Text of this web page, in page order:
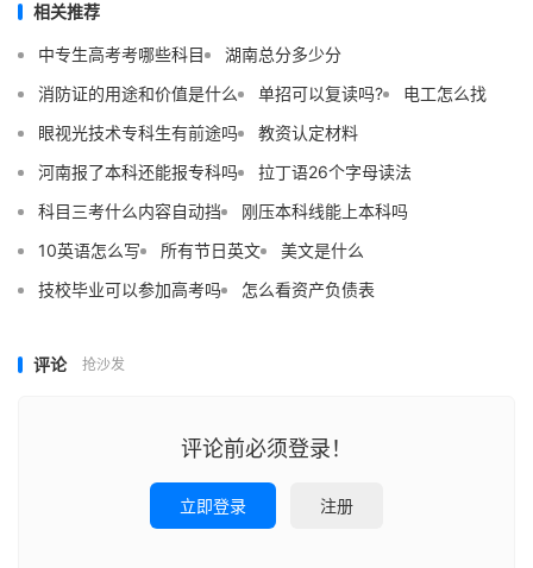
相关推荐
中专生高考考哪些科目
湖南总分多少分
消防证的用途和价值是什么
单招可以复读吗?
电工怎么找
眼视光技术专科生有前途吗
教资认定材料
河南报了本科还能报专科吗
拉丁语26个字母读法
科目三考什么内容自动挡
刚压本科线能上本科吗
10英语怎么写
所有节日英文
美文是什么
技校毕业可以参加高考吗
怎么看资产负债表
评论 抢沙发
评论前必须登录！
立即登录 注册